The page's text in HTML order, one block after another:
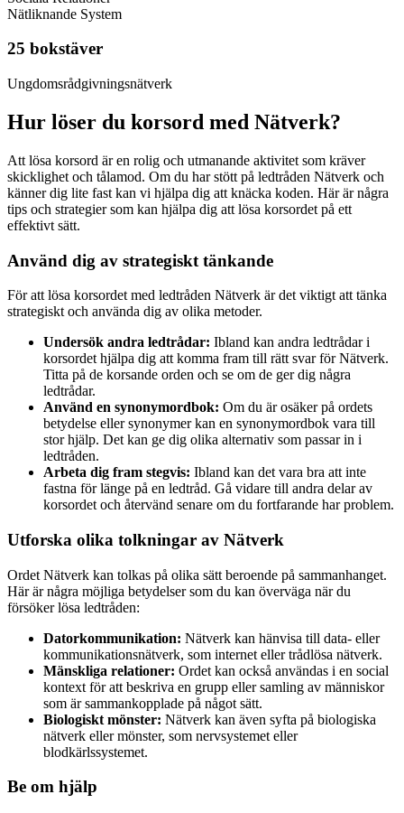
Nätliknande System
25 bokstäver
Ungdomsrådgivningsnätverk
Hur löser du korsord med Nätverk?
Att lösa korsord är en rolig och utmanande aktivitet som kräver
skicklighet och tålamod. Om du har stött på ledtråden Nätverk och
känner dig lite fast kan vi hjälpa dig att knäcka koden. Här är några
tips och strategier som kan hjälpa dig att lösa korsordet på ett
effektivt sätt.
Använd dig av strategiskt tänkande
För att lösa korsordet med ledtråden Nätverk är det viktigt att tänka
strategiskt och använda dig av olika metoder.
Undersök andra ledtrådar: Ibland kan andra ledtrådar i
korsordet hjälpa dig att komma fram till rätt svar för Nätverk.
Titta på de korsande orden och se om de ger dig några
ledtrådar.
Använd en synonymordbok: Om du är osäker på ordets
betydelse eller synonymer kan en synonymordbok vara till
stor hjälp. Det kan ge dig olika alternativ som passar in i
ledtråden.
Arbeta dig fram stegvis: Ibland kan det vara bra att inte
fastna för länge på en ledtråd. Gå vidare till andra delar av
korsordet och återvänd senare om du fortfarande har problem.
Utforska olika tolkningar av Nätverk
Ordet Nätverk kan tolkas på olika sätt beroende på sammanhanget.
Här är några möjliga betydelser som du kan överväga när du
försöker lösa ledtråden:
Datorkommunikation: Nätverk kan hänvisa till data- eller
kommunikationsnätverk, som internet eller trådlösa nätverk.
Mänskliga relationer: Ordet kan också användas i en social
kontext för att beskriva en grupp eller samling av människor
som är sammankopplade på något sätt.
Biologiskt mönster: Nätverk kan även syfta på biologiska
nätverk eller mönster, som nervsystemet eller
blodkärlssystemet.
Be om hjälp